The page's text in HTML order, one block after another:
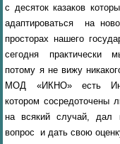
с десяток казаков
адаптироваться на
просторах нашего
сегодня практически
потому я не вижу
МОД «ИКНО» есть
котором сосредоточены
на всякий случай, дал
вопрос и дать свою